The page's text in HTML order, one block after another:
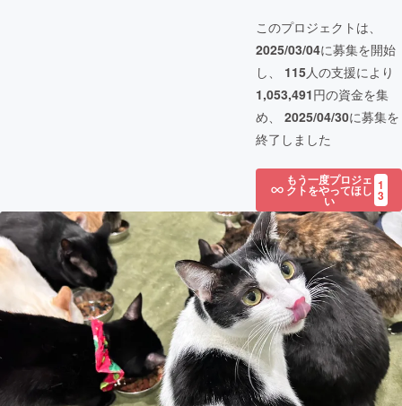
このプロジェクトは、
2025/03/04に募集を開始
し、 115人の支援により
1,053,491円の資金を集
め、 2025/04/30に募集を
終了しました
もう一度プロジェ
クトをやってほし
い
1
3